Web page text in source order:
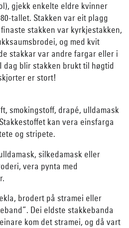
gjekk enkelte eldre kvinner
tallet. Stakken var eit plagg
stakken var kyrkjestakken,
og med kvit
stakkar var andre fargar eller i
dag blir stakken brukt til høgtid
er stort!
smokingstoff, drapé, ulldamask
kan vera einsfarga
og stripete.
silkedamask eller
vera pynta med
brodert på stramei eller
Dei eldste stakkebanda
kom det stramei, og då vart